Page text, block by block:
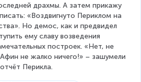
драхмы. А затем прикажу
«Воздвигнуто Периклом на
Но демос, как и предвидел
ему славу возведения
построек. «Нет, не
не жалко ничего!» – зашумели
Перикла.